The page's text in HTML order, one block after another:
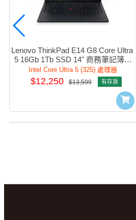
Lenovo ThinkPad E14 G8 Core Ultra
5 16Gb 1Tb SSD 14" 商務筆記簿型
電腦 #21Y6S00100
Intel Core Ultra 5 (325) 處理器
$12,250 $13,599 有存貨